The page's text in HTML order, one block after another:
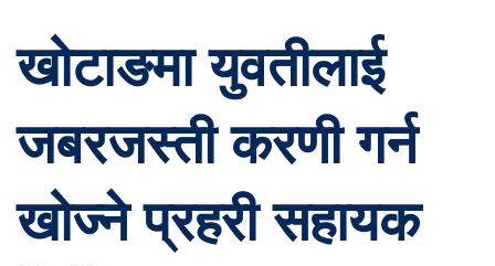
खोटाङमा युवतीलाई
जबरजस्ती करणी गर्न
खोज्ने प्रहरी सहायक